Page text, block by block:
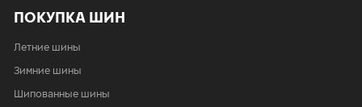
ПОКУПКА ШИН
Летние шины
Зимние шины
Шипованные шины